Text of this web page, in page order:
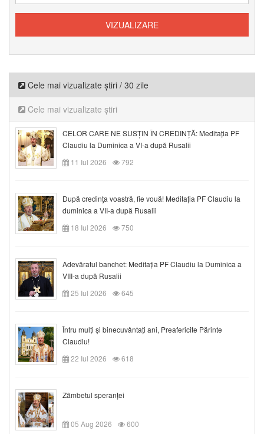
Cele mai vizualizate știri / 30 zile
Cele mai vizualizate știri
CELOR CARE NE SUSȚIN ÎN CREDINȚĂ: Meditația PF
Claudiu la Duminica a VI-a după Rusalii
11 Iul 2026
792
După credinţa voastră, fie vouă! Meditația PF Claudiu la
duminica a VII-a după Rusalii
18 Iul 2026
750
Adevăratul banchet: Meditația PF Claudiu la Duminica a
VIII-a după Rusalii
25 Iul 2026
645
Întru mulți și binecuvântați ani, Preafericite Părinte
Claudiu!
22 Iul 2026
618
Zâmbetul speranței
05 Aug 2026 600